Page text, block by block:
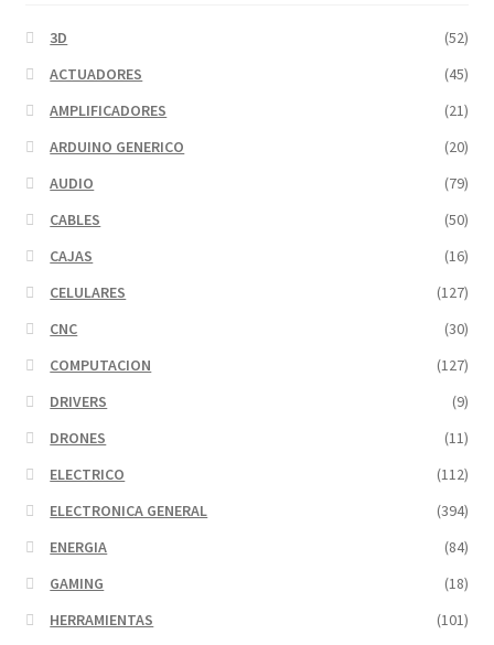
3D
(52)
ACTUADORES
(45)
AMPLIFICADORES
(21)
ARDUINO GENERICO
(20)
AUDIO
(79)
CABLES
(50)
CAJAS
(16)
CELULARES
(127)
CNC
(30)
COMPUTACION
(127)
DRIVERS
(9)
DRONES
(11)
ELECTRICO
(112)
ELECTRONICA GENERAL
(394)
ENERGIA
(84)
GAMING
(18)
HERRAMIENTAS
(101)